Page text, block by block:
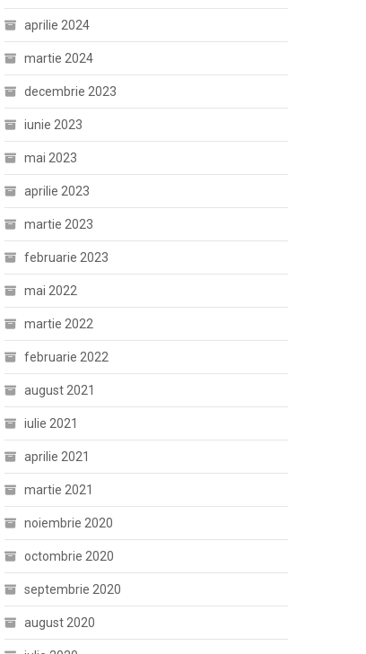
aprilie 2024
martie 2024
decembrie 2023
iunie 2023
mai 2023
aprilie 2023
martie 2023
februarie 2023
mai 2022
martie 2022
februarie 2022
august 2021
iulie 2021
aprilie 2021
martie 2021
noiembrie 2020
octombrie 2020
septembrie 2020
august 2020